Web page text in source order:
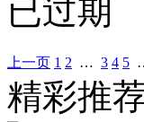
已过期
上一页 1 2 … 3 4 5
精彩推